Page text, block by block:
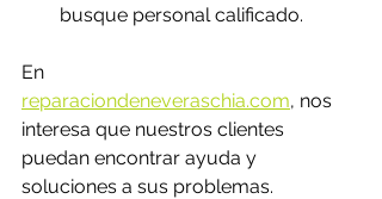
busque personal calificado.
En
reparaciondeneveraschia.com, nos
interesa que nuestros clientes
puedan encontrar ayuda y
soluciones a sus problemas.